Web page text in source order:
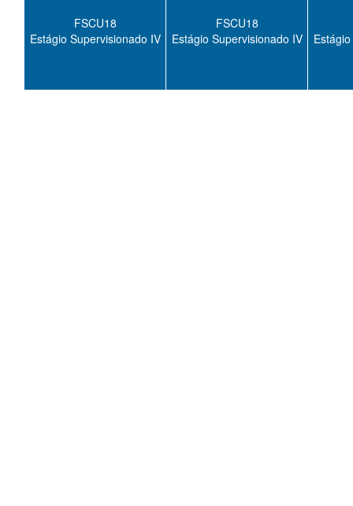
FSCU18
Estágio Supervisionado IV
FSCU18
Estágio Supervisionado IV